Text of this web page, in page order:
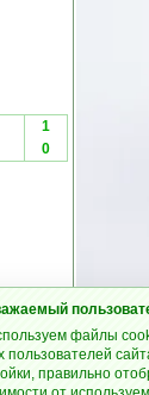
1
0
файлы
пользователей
правильно